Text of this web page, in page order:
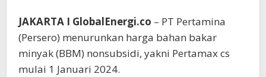
JAKARTA I GlobalEnergi.co – PT Pertamina
(Persero) menurunkan harga bahan bakar
minyak (BBM) nonsubsidi, yakni Pertamax cs
mulai 1 Januari 2024.